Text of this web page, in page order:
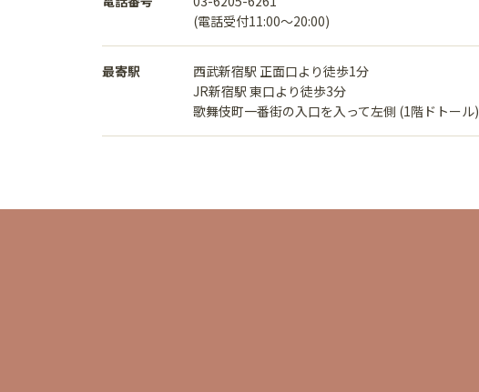
(電話受付11:00〜20:00)
最寄駅
西武新宿駅 正面口より徒歩1分
JR新宿駅 東口より徒歩3分
歌舞伎町一番街の入口を入って左側 (1階ドトール)